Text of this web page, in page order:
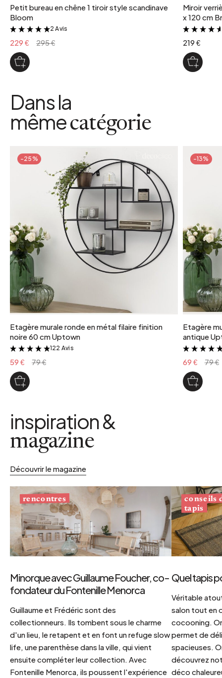
Petit bureau en chêne 1 tiroir style scandinave
Bloom
&
2 Avis
229 € 295 €
Miroir
x 120 cm
219 €
Dans la
mêmecatégorie
-25%
Etagère murale ronde en métal filaire finition
noire 60 cm Uptown
&
122 Avis
59 € 79 €
-13%
Etagère
antique
69 € 79 €
inspiration &
magazine
Découvrir le magazine
rencontres
Minorque avec Guillaume Foucher, co-
fondateur du Fontenille Menorca
Guillaume et Frédéric sont des
collectionneurs. Ils tombent sous le charme
d'un lieu, le retapent et en font un refuge slow
life, une parenthèse dans la ville, qui vient
ensuite compléter leur collection. Avec
Fontenille Menorca, ils poussent l'expérience
conseils
tapis
Quel tapis
Véritable
salon tout en
cocooning.
permet de
spacieuses.
découvrez
déco